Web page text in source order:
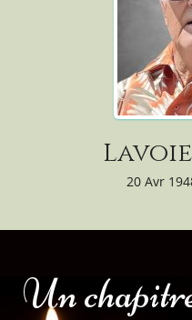
20 Avr
Un